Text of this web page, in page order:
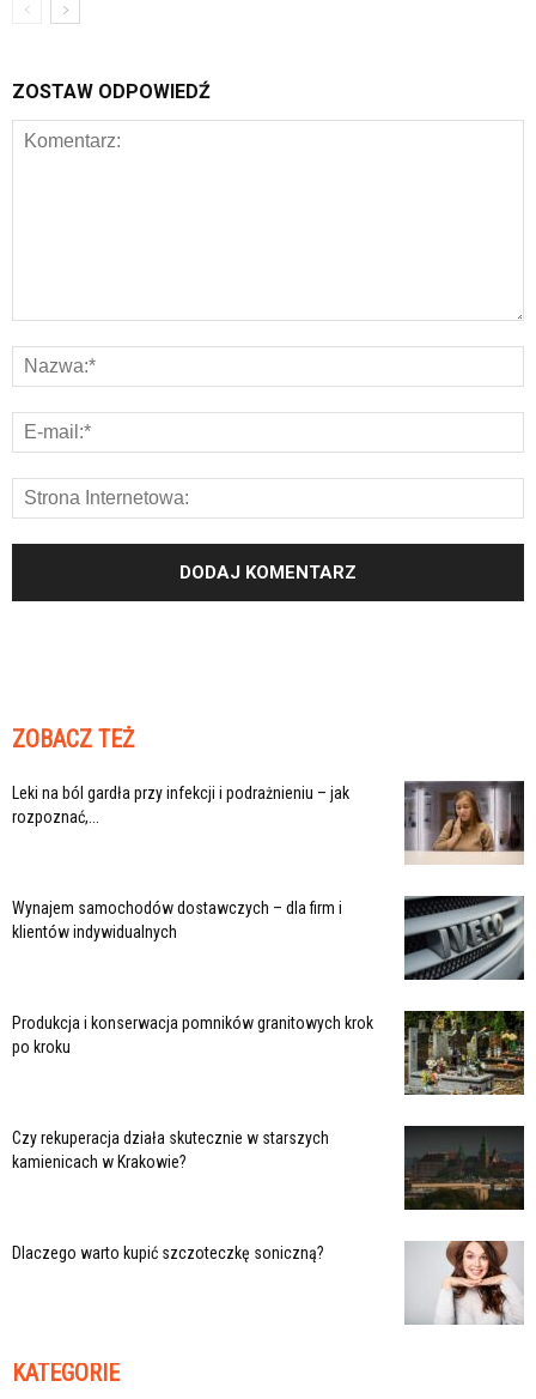
ZOSTAW ODPOWIEDŹ
ZOBACZ TEŻ
Leki na ból gardła przy infekcji i podrażnieniu – jak
rozpoznać,...
Wynajem samochodów dostawczych – dla firm i
klientów indywidualnych
Produkcja i konserwacja pomników granitowych krok
po kroku
Czy rekuperacja działa skutecznie w starszych
kamienicach w Krakowie?
Dlaczego warto kupić szczoteczkę soniczną?
KATEGORIE